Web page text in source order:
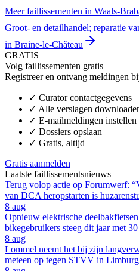
Meer faillissementen in Waals-
Groot- en detailhandel; reparatie
in Braine-le-Château
GRATIS
Volg faillissementen gratis
Registreer en ontvang meldingen
✓ Curator contactgegevens
✓ Alle verslagen
✓ E-mailmeldingen instellen
✓ Dossiers opslaan
✓ Gratis, altijd
Gratis aanmelden
Laatste faillissementsnieuws
Terug volop actie op Forumwerf:
van DCA heropstarten is
8 aug
Opnieuw elektrische
bikegebruikers steeg dit jaar met
8 aug
Lommel neemt het bij zijn
meteen op tegen STVV in